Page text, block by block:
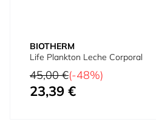
BIOTHERM
Life Plankton Leche Corporal
Precio habitual
45,00 €(-48%)
Precio especial
23,39 €